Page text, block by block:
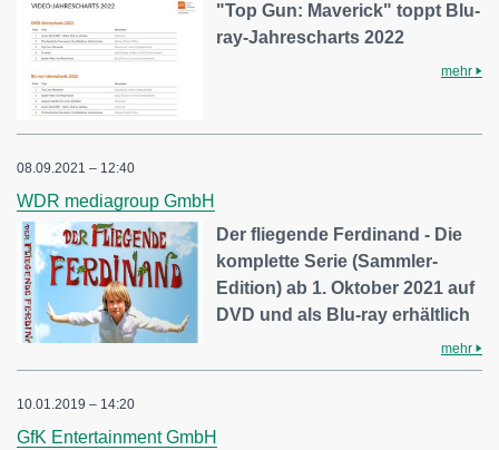
"Top Gun: Maverick" toppt Blu-
ray-Jahrescharts 2022
mehr
08.09.2021 – 12:40
WDR mediagroup GmbH
Der fliegende Ferdinand - Die
komplette Serie (Sammler-
Edition) ab 1. Oktober 2021 auf
DVD und als Blu-ray erhältlich
mehr
10.01.2019 – 14:20
GfK Entertainment GmbH